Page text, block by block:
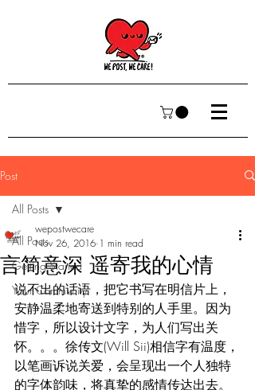
Post
All Posts
Getting Started
Your Community
All Posts
言简意深 遥寄我的心情
wepostwecare
Nov 26, 2016 1 min read
说不出的话语，把它书写在明信片上，
安静温柔地寄送到特别的人手里。因为
惜字，所以设计文字，为人们写出关
怀。。。徐传文(Will Sii)相信字有温度，
以笔画诉说关爱，会呈现出一个人独特
的字体韵味，将真挚的感情传达出去。